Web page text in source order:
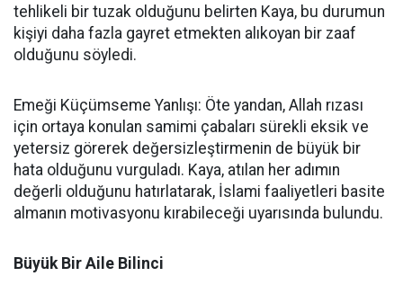
tehlikeli bir tuzak olduğunu belirten Kaya, bu durumun
kişiyi daha fazla gayret etmekten alıkoyan bir zaaf
olduğunu söyledi.
Emeği Küçümseme Yanlışı: Öte yandan, Allah rızası
için ortaya konulan samimi çabaları sürekli eksik ve
yetersiz görerek değersizleştirmenin de büyük bir
hata olduğunu vurguladı. Kaya, atılan her adımın
değerli olduğunu hatırlatarak, İslami faaliyetleri basite
almanın motivasyonu kırabileceği uyarısında bulundu.
Büyük Bir Aile Bilinci